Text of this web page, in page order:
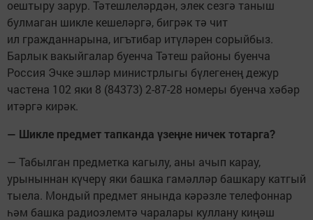
оештыру зарур. Тәтешлеләрдән, элек сезгә таныш
булмаган шикле кешеләргә, бигрәк тә чит
ил гражданнарына, игътибар итүләрен сорыйбыз.
Барлык вакыйгалар буенча Тәтеш районы буенча
Россия Эчке эшләр министрлыгы бүлегенең дежур
частена 102 яки 8 (84373) 2-87-28 номеры буенча хәбәр
итәргә кирәк.
— Шикле предмет тапканда үзеңне ничек тотарга?
— Табылган предметка кагылу, аны ачып карау,
урыныннан күчерү яки башка гамәлләр башкару катгый
тыела. Мондый предмет янында кәрәзле телефоннар
һәм башка радиоэлемтә чаралары куллану киңәш